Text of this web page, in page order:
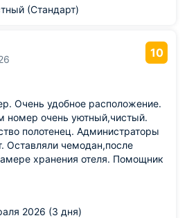
(Стандарт)
10
Очень удобное расположение.
номер очень уютный,чистый.
полотенец. Администраторы
Оставляли чемодан,после
хранения отеля. Помощник
наборы. Девочки быстро
Множество блюд на любой
2026 (3 дня)